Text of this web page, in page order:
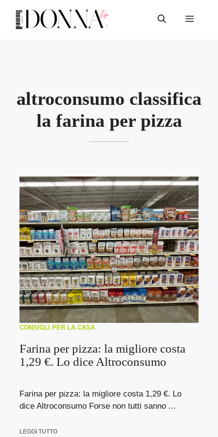
contenuto
Menu
altroconsumo classifica
la farina per pizza
CONSIGLI PER LA CASA
Farina per pizza: la migliore costa
1,29 €. Lo dice Altroconsumo
Farina per pizza: la migliore costa 1,29 €. Lo
dice Altroconsumo Forse non tutti sanno ...
LEGGI TUTTO